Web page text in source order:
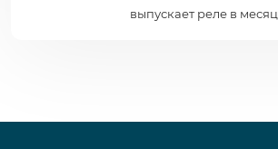
выпускает реле в месяц